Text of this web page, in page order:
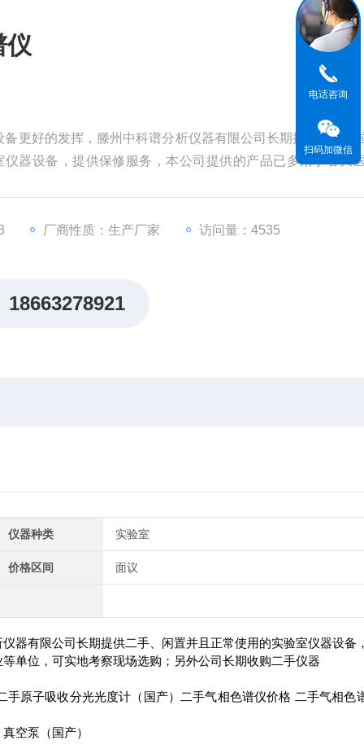
仪
更好的发挥，滕州中科谱分析仪器有限公司长期提供二手福
器设备，提供保修服务，本公司提供的产品已多用于各大
厂商性质：生产厂家 访问量：4535
18663278921
仪器种类 实验室
价格区间 面议
器有限公司长期提供二手、闲置并且正常使用的实验室仪器设备
单位，可实地考察现场选购；另外公司长期收购二手仪器
原子吸收分光光度计（国产）二手气相色谱仪价格 二手气相色
空泵（国产）
电话咨询
扫码加微信